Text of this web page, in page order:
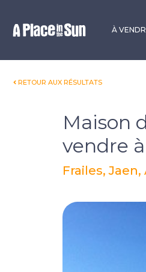
À
RETOUR AUX RÉSULTATS
Maison
vendre
Frailes,